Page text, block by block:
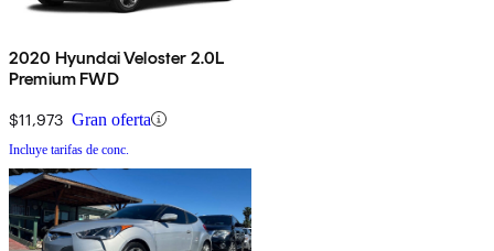
2020 Hyundai Veloster 2.0L
Premium FWD
$11,973 Gran oferta
Incluye tarifas de conc.